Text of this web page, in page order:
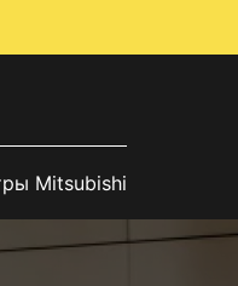
Mitsubishi